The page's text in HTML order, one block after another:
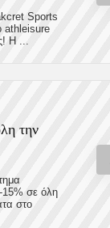
Sports
athleisure
Η ...
την
15% σε όλη
στο